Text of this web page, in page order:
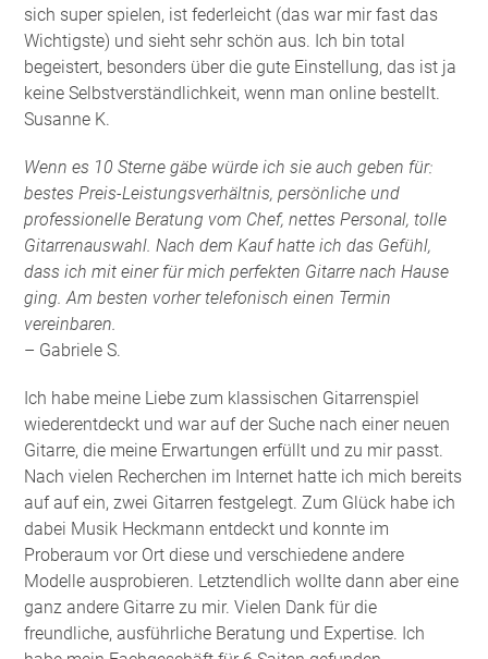
sich super spielen, ist federleicht (das war mir fast das
Wichtigste) und sieht sehr schön aus. Ich bin total
begeistert, besonders über die gute Einstellung, das ist ja
keine Selbstverständlichkeit, wenn man online bestellt.
Susanne K.
Wenn es 10 Sterne gäbe würde ich sie auch geben für:
bestes Preis-Leistungsverhältnis, persönliche und
professionelle Beratung vom Chef, nettes Personal, tolle
Gitarrenauswahl. Nach dem Kauf hatte ich das Gefühl,
dass ich mit einer für mich perfekten Gitarre nach Hause
ging. Am besten vorher telefonisch einen Termin
vereinbaren.
– Gabriele S.
Ich habe meine Liebe zum klassischen Gitarrenspiel
wiederentdeckt und war auf der Suche nach einer neuen
Gitarre, die meine Erwartungen erfüllt und zu mir passt.
Nach vielen Recherchen im Internet hatte ich mich bereits
auf auf ein, zwei Gitarren festgelegt. Zum Glück habe ich
dabei Musik Heckmann entdeckt und konnte im
Proberaum vor Ort diese und verschiedene andere
Modelle ausprobieren. Letztendlich wollte dann aber eine
ganz andere Gitarre zu mir. Vielen Dank für die
freundliche, ausführliche Beratung und Expertise. Ich